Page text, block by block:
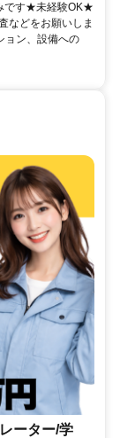
です★未経験OK★
などをお願いしま
ョン、設備への
ーター/学